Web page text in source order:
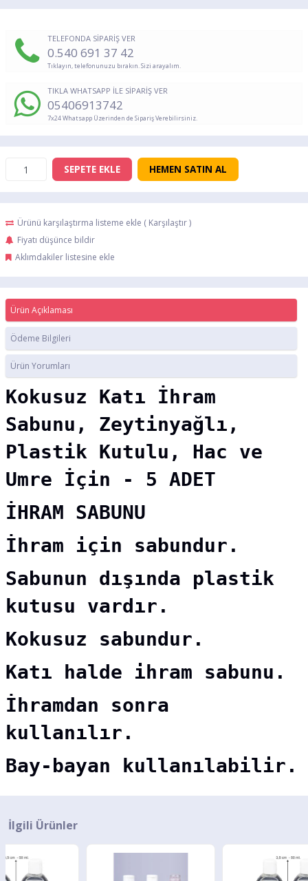
TELEFONDA SİPARİŞ VER
0.540 691 37 42
Tıklayın, telefonunuzu bırakın. Sizi arayalım.
TIKLA WHATSAPP İLE SİPARİŞ VER
05406913742
7x24 Whatsapp Üzerinden de Sipariş Verebilirsiniz.
SEPETE EKLE HEMEN SATIN AL
Ürünü karşılaştırma listeme ekle ( Karşılaştır)
Fiyatı düşünce bildir
Aklımdakiler listesine ekle
Ürün Açıklaması
Ödeme Bilgileri
Ürün Yorumları
Kokusuz Katı İhram
Sabunu, Zeytinyağlı,
Plastik Kutulu, Hac ve
Umre İçin - 5 ADET
İHRAM SABUNU
İhram için sabundur.
Sabunun dışında plastik
kutusu vardır.
Kokusuz sabundur.
Katı halde ihram sabunu.
İhramdan sonra
kullanılır.
Bay-bayan kullanılabilir.
İlgili Ürünler